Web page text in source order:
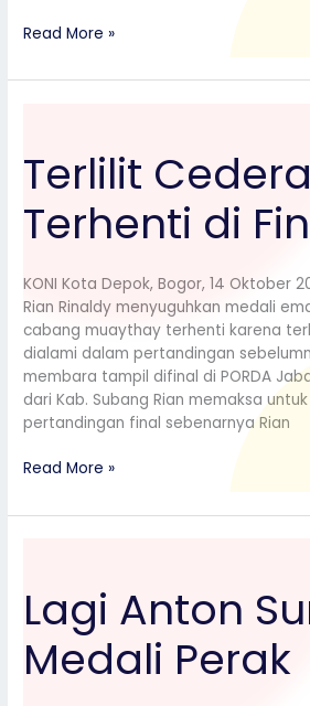
Read More »
Terlilit
Terhenti di
KONI Kota Depok, Bogor, 14 Oktober
Rian Rinaldy menyuguhkan medali
cabang muaythay terhenti karena
dialami dalam pertandingan
membara tampil difinal di PORDA
dari Kab. Subang Rian memaksa
pertandingan final sebenarnya Rian
Rian
Terhenti
di
Final
Read More »
Lagi Anton
Medali Perak
Sumbang
Medali
Perak